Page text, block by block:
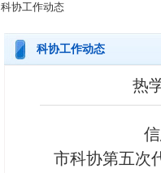
科协工作动态
科协工作动态
热
市科协第五次